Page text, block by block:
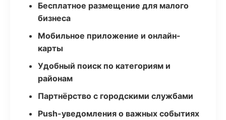
Бесплатное размещение для малого
бизнеса
Мобильное приложение и онлайн-
карты
Удобный поиск по категориям и
районам
Партнёрство с городскими службами
Push-уведомления о важных событиях